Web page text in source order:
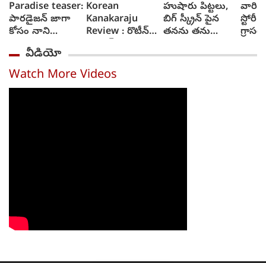
Paradise teaser:
పారడైజన్ జాగా
కోసం నాని
రక్తపాతం స్రుష్టించిన
టీజర్ వచ్చేసింది
Korean
Kanakaraju
Review : రొటీన్
థ్రిల్ కలిగించే కథగా
కొరియన్ కనకరాజు
- రివ్యూ
హుషారు పిట్టలు,
బిగ్ స్క్రీన్ పైన
తనను తను
పగలగొట్టుకున్న
వారి
స్టోరీ
వీడియో
Watch More Videos